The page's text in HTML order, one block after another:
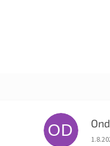
z 5 hvězdiček.OD